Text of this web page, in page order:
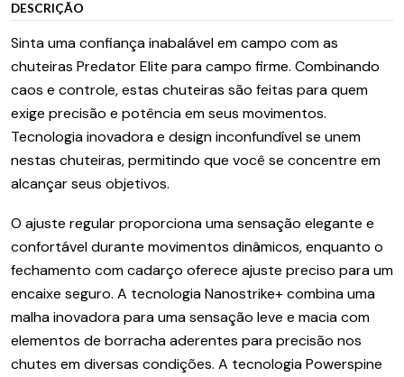
DESCRIÇÃO
Sinta uma confiança inabalável em campo com as
chuteiras Predator Elite para campo firme. Combinando
caos e controle, estas chuteiras são feitas para quem
exige precisão e potência em seus movimentos.
Tecnologia inovadora e design inconfundível se unem
nestas chuteiras, permitindo que você se concentre em
alcançar seus objetivos.
O ajuste regular proporciona uma sensação elegante e
confortável durante movimentos dinâmicos, enquanto o
fechamento com cadarço oferece ajuste preciso para um
encaixe seguro. A tecnologia Nanostrike+ combina uma
malha inovadora para uma sensação leve e macia com
elementos de borracha aderentes para precisão nos
chutes em diversas condições. A tecnologia Powerspine